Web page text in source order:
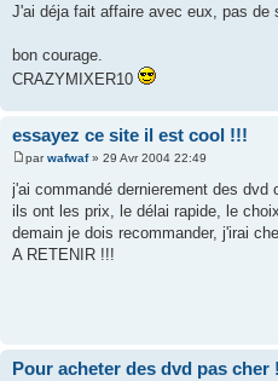
J'ai déja fait affaire avec eux, pas de
bon courage.
CRAZYMIXER10
essayez ce site il est cool !!!
parwafwaf» 29 Avr 2004 22:49
j'ai commandé dernierement des dvd
ils ont les prix, le délai rapide, le
demain je dois recommander, j'irai
A RETENIR !!!
Pour acheter des dvd pas cher